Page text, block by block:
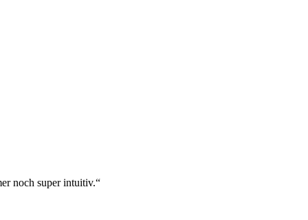
noch super intuitiv.“